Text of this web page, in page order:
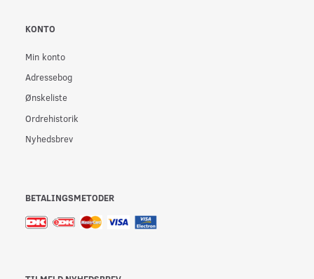
KONTO
Min konto
Adressebog
Ønskeliste
Ordrehistorik
Nyhedsbrev
BETALINGSMETODER